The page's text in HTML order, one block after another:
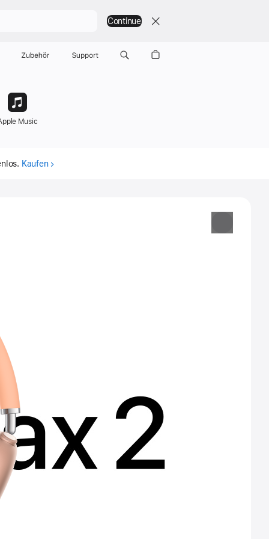
Continue
Zubehör Support
Music
Kaufen